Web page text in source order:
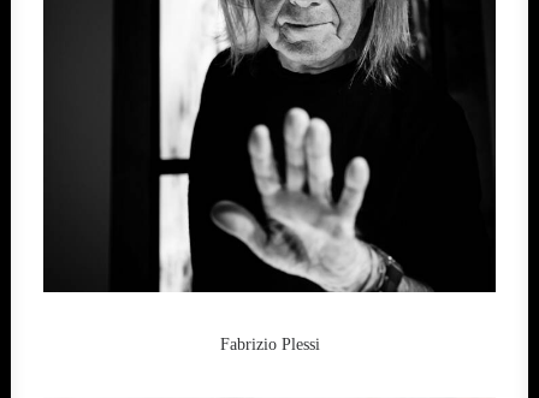
Fabrizio Plessi